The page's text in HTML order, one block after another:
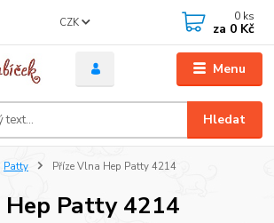
Menu
CZK
Hledat
0 ks
za 0 Kč
Patty Příze Vlna Hep Patty 4214
Hep Patty 4214